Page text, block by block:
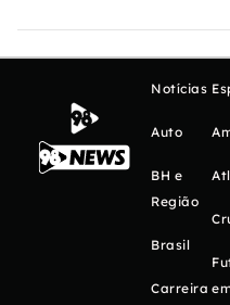
Notícias
Auto
BH e
Região
Brasil
Carreira